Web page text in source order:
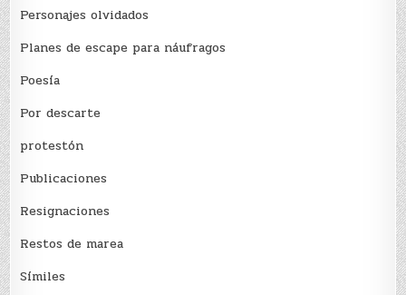
Personajes olvidados
Planes de escape para náufragos
Poesía
Por descarte
protestón
Publicaciones
Resignaciones
Restos de marea
Sí­miles